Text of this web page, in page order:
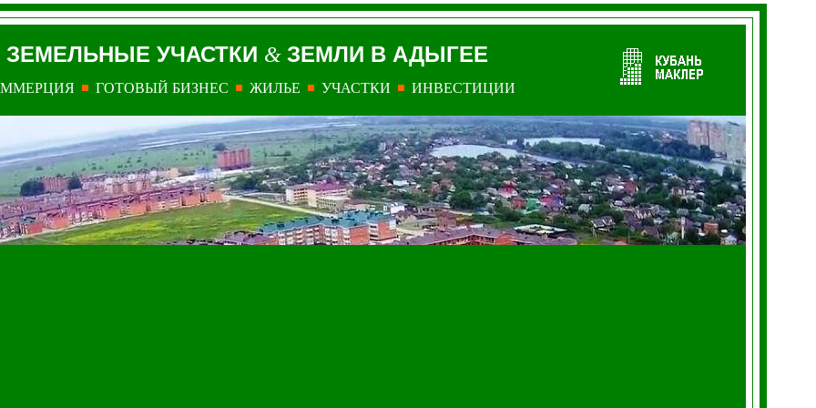
ЗЕМЕЛЬНЫЕ УЧАСТКИ & ЗЕМЛИ В АДЫГЕЕ
ГОТОВЫЙ БИЗНЕС ЖИЛЬЕ УЧАСТКИ ИНВЕСТИЦИИ